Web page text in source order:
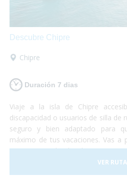
Descubre Chipre
Chipre
Duración 7 dias
Viaje a la isla de Chipre
discapacidad o usuarios de silla de
seguro y bien adaptado para
máximo de tus vacaciones. Vas a
pintorescas donde degustar
grandes montañas de la isla,
relajarte en alguna de las 29
VER RUTA